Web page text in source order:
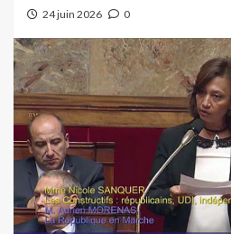
24 juin 2026 0